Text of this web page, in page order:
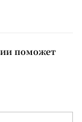
поможет